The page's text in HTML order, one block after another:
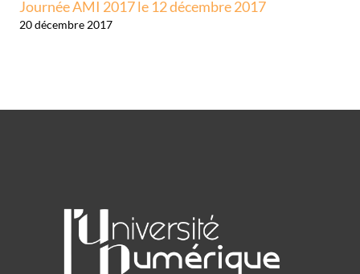
Journée AMI 2017 le 12 décembre 2017
20 décembre 2017